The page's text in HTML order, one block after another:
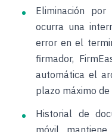
Eliminación por
ocurra una
error en el
firmador,
automática el
plazo máximo
Historial de